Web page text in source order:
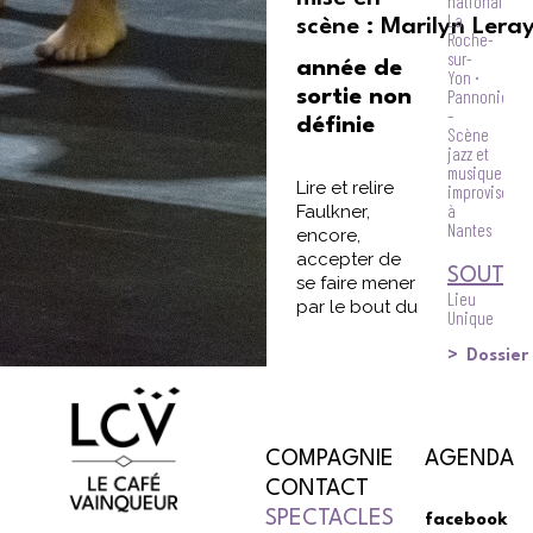
COMPAGNIE
AGENDA
CONTACT
SPECTACLES
facebook
scène : Marilyn
année de
sortie non
définie
Lire et relire
Faulkner,
encore,
accepter de
se faire mener
par le bout du
d’une force,
de quelque
chose
d’obscur que
La
Roche-
sur-
Yon ⸱
Pannonica
–
Scène
jazz et
musiques
improvisées
à
Nantes
Lieu
Unique
Scène
Compagnie
Non
Phia
Ménard
Dossier